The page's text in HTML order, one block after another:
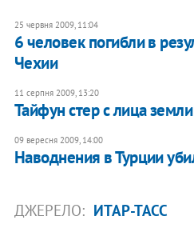
25 червня 2009, 11:04
6 человек погибли в
Чехии
11 серпня 2009, 13:20
Тайфун стер с лица
09 вересня 2009, 14:00
Наводнения в Турции
ДЖЕРЕЛО: ИТАР-ТАСС